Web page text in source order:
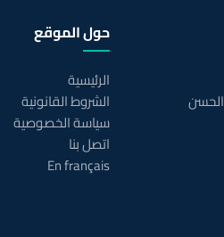
حول الموقع
الرئيسية
الشروط القانونية
سياسة الخصوصية
اتصل بنا
En français